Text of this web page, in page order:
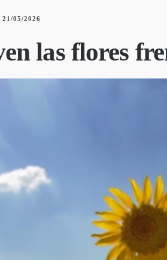
21/05/2026
las flores